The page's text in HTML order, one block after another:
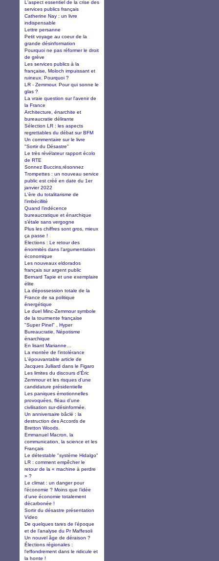
L'aspect essentiel de la crise des
services publics français
Catherine Nay : un livre
indispensable
Lettre persanne
Petit voyage au coeur de la
grande désinformation
Pourquoi ne pas réformer le droit
de grève
Les services publics à la
française, Moloch impuissant et
ruineux. Pourquoi ?
LR - Zemmour. Pour qui sonne le
glas ?
La vraie question sur l'avenir de
la France
Architecture, énarchite et
bureaucratie délirante
Sélection LR : les aspects
regrettables du débat sur BFM
Un commentaire sur le livre
"Sortir du Désastre"
Le très révélateur rapport écolo
de RTE
Sonnez Buccins,résonnez
Trompettes : un nouveau service
public est créé en date du 1er
janvier 2022
L'ère du totalitarisme de
l'imbécillité
Quand l’indécence
bureaucratique et énarchique
s’étale sans vergogne
Plus les chiffres sont gros, mieux
ça passe !
Elections : Le retour des
énormités dans l’argumentation
économique
Les nouveaux eldorados
français sur argent public
Bernard Tapie et une exemplaire
élite
La dépossession totale de la
France de sa politique
énergétique
Le duel Minc-Zemmour symbole
de la tourmente française
"Super Pinel" , Hyper
Bureaucratie, Népotisme
énarchique
En lisant Marianne…
La montée de l'intolérance
L'épouvantable article de
Jacques Julliard dans le Figaro
Les limites du discours d’Éric
Zemmour et les risques d’une
candidature présidentielle
Les paniques émotionnelles
provoquées, fléau d’une
civilisation sur-désinformée.
Un anniversaire bâclé : la
destruction des Accords de
Bretton Woods.
Emmanuel Macron, la
communication, la science et les
Français
Le détestable "système Hidalgo"
LR : comment empêcher le
retour de la « machine à perdre
» ?
Le climat : un danger pour
l’économie ? Moins que l’idée
d’une économie totalement
décarbonée !
Sortir du désastre présentation
Video
De quelques tares de l’époque
et de l’analyse du Pr Maffesoli
Un nouvel âge de déraison ?
Élections régionales :
l’effondrement dans le ridicule et
la honte !